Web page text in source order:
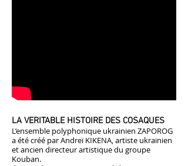
LA VERITABLE HISTOIRE DES COSAQUES
L’ensemble polyphonique ukrainien ZAPOROG
a été créé par Andreï KIKENA, artiste ukrainien
et ancien directeur artistique du groupe
Kouban.